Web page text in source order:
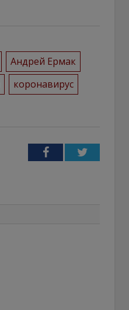
Андрей Ермак
коронавирус
FacebookTwitter